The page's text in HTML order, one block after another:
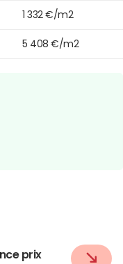
1 332 €/m2
5 408 €/m2
prix